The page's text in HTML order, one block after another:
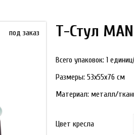
под заказ Т-Стул
Всего упаковок: 1
Размеры: 53х55х76 см
Материал: металл/
Цвет кресла